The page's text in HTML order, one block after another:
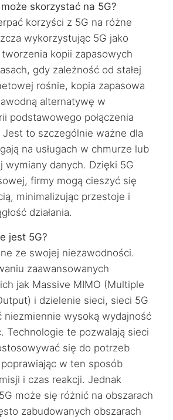
skorzystać na 5G?
korzyści z 5G na różne
wykorzystując 5G jako
kopii zapasowych
gdy zależność od stałej
rośnie, kopia zapasowa
alternatywę w
podstawowego połączenia
to szczególnie ważne dla
na usługach w chmurze lub
wymiany danych. Dzięki 5G
firmy mogą cieszyć się
minimalizując przestoje i
działania.
jest 5G?
ze swojej niezawodności.
zaawansowanych
jak Massive MIMO (Multiple
i dzielenie sieci, sieci 5G
niezmiennie wysoką wydajność
Technologie te pozwalają sieci
się do potrzeb
w ten sposób
i czas reakcji. Jednak
może się różnić na obszarach
zabudowanych obszarach